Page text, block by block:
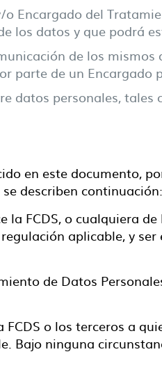
Encargado del
los datos y que podrá
de los
parte de un Encargado
datos personales,
en este documento,
describen
FCDS, o cualquiera
aplicable, y
de Datos
o los terceros a
Bajo ninguna